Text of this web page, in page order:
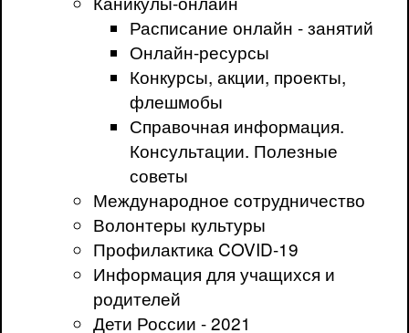
Расписание онлайн - занятий
Онлайн-ресурсы
Конкурсы, акции, проекты,
флешмобы
Справочная информация.
Консультации. Полезные
советы
Международное сотрудничество
Волонтеры культуры
Профилактика COVID-19
Информация для учащихся и
родителей
Дети России - 2021